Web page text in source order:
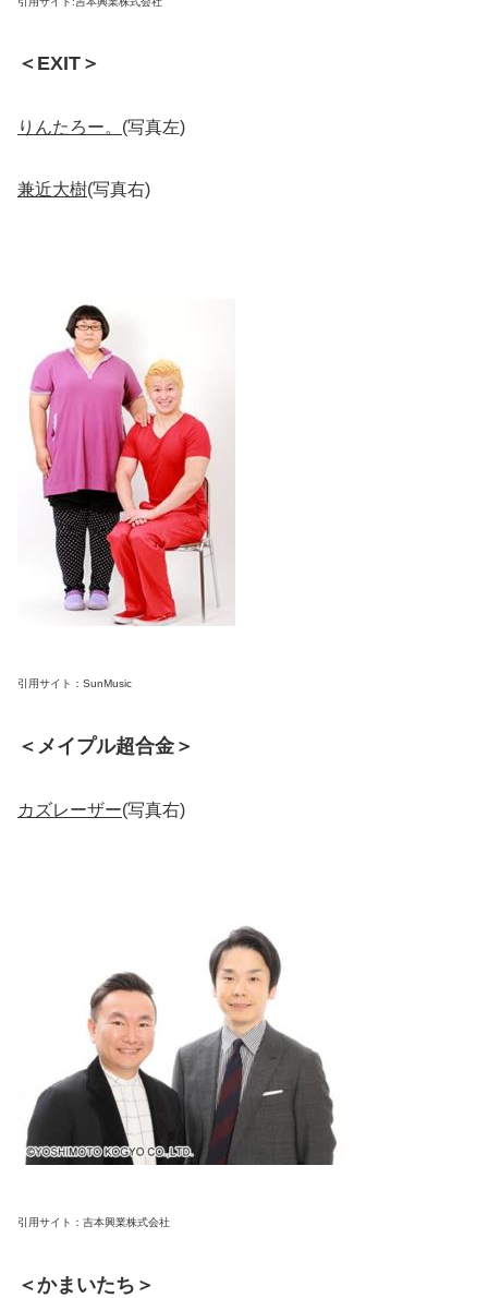
＜EXIT＞
りんたろー。 (写真左)
兼近大樹(写真右)
引用サイト：SunMusic
＜メイプル超合金＞
カズレーザー(写真右)
引用サイト：吉本興業株式会社
＜かまいたち＞